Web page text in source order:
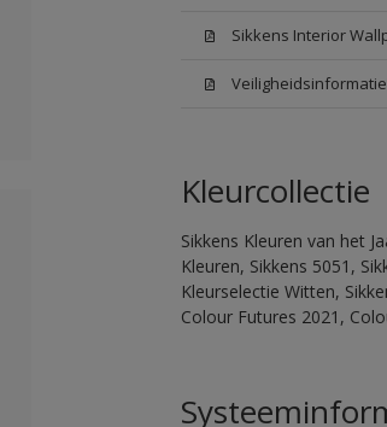
Sikkens Interior
Kleurcollectie
Sikkens Kleuren van het
Kleuren, Sikkens 5051,
Kleurselectie Witten,
Colour Futures 2021,